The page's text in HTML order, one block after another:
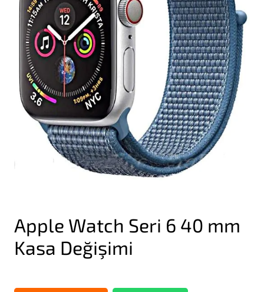
Apple Watch Seri 6 40 mm
Kasa Değişimi